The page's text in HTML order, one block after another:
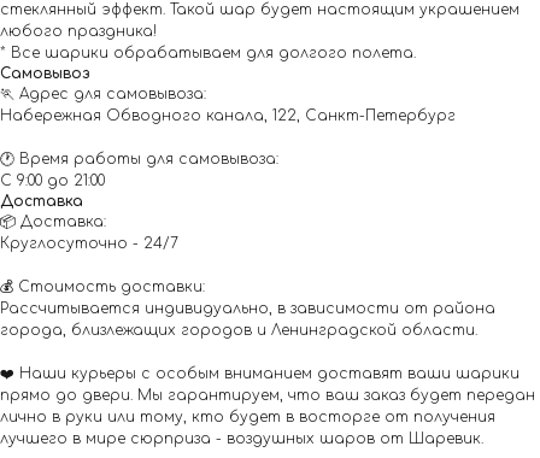
стеклянный эффект. Такой шар будет настоящим украшением
любого праздника!
* Все шарики обрабатываем для долгого полета.
Самовывоз
🏃 Адрес для самовывоза:
Набережная Обводного канала, 122, Санкт-Петербург
🕐 Время работы для самовывоза:
С 9:00 до 21:00
Доставка
📦 Доставка:
Круглосуточно - 24/7
💰 Стоимость доставки:
Рассчитывается индивидуально, в зависимости от района
города, близлежащих городов и Ленинградской области.
❤️ Наши курьеры с особым вниманием доставят ваши шарики
прямо до двери. Мы гарантируем, что ваш заказ будет передан
лично в руки или тому, кто будет в восторге от получения
лучшего в мире сюрприза - воздушных шаров от Шаревик.